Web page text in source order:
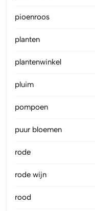
pioenroos
planten
plantenwinkel
pluim
pompoen
puur bloemen
rode
rode wijn
rood